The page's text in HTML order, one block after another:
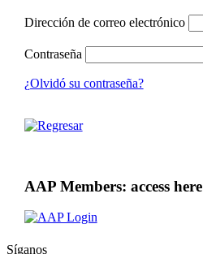
Dirección de correo electrónico
Contraseña
¿Olvidó su contraseña?
AAP Members: access here
Síganos